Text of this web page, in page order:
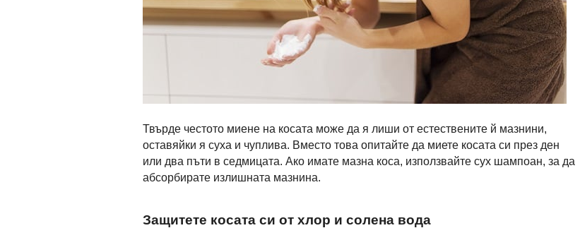
Твърде честото миене на косата може да я лиши от естествените й мазнини,
оставяйки я суха и чуплива. Вместо това опитайте да миете косата си през ден
или два пъти в седмицата. Ако имате мазна коса, използвайте сух шампоан, за да
абсорбирате излишната мазнина.
Защитете косата си от хлор и солена вода